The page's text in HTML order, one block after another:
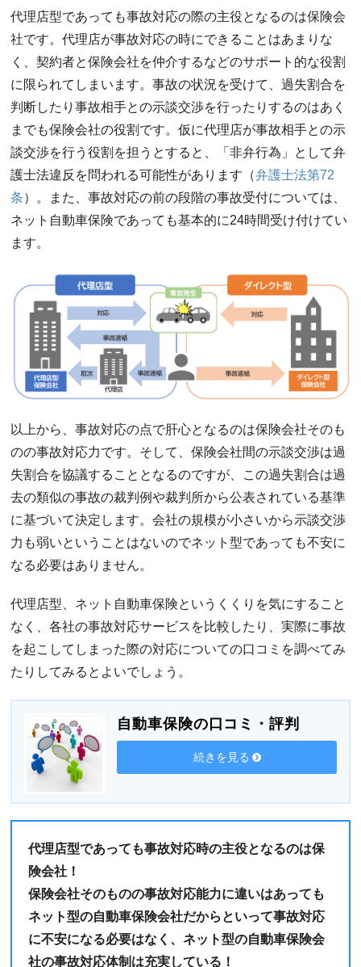
代理店型であっても事故対応の際の主役となるのは保険会
社です。代理店が事故対応の時にできることはあまりな
く、契約者と保険会社を仲介するなどのサポート的な役割
に限られてしまいます。事故の状況を受けて、過失割合を
判断したり事故相手との示談交渉を行ったりするのはあく
までも保険会社の役割です。仮に代理店が事故相手との示
談交渉を行う役割を担うとすると、「非弁行為」として弁
護士法違反を問われる可能性があります（弁護士法第72
条）。また、事故対応の前の段階の事故受付については、
ネット自動車保険であっても基本的に24時間受け付けてい
ます。
以上から、事故対応の点で肝心となるのは保険会社そのも
のの事故対応力です。そして、保険会社間の示談交渉は過
失割合を協議することとなるのですが、この過失割合は過
去の類似の事故の裁判例や裁判所から公表されている基準
に基づいて決定します。会社の規模が小さいから示談交渉
力も弱いということはないのでネット型であっても不安に
なる必要はありません。
代理店型、ネット自動車保険というくくりを気にすること
なく、各社の事故対応サービスを比較したり、実際に事故
を起こしてしまった際の対応についての口コミを調べてみ
たりしてみるとよいでしょう。
自動車保険の口コミ・評判
続きを見る
代理店型であっても事故対応時の主役となるのは保
険会社！
保険会社そのものの事故対応能力に違いはあっても
ネット型の自動車保険会社だからといって事故対応
に不安になる必要はなく、ネット型の自動車保険会
社の事故対応体制は充実している！